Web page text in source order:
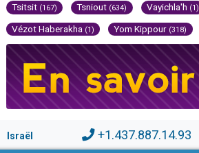
Tsitsit (167) Tsniout (634) Vayichla'h (1)
Vézot Haberakha (1) Yom Kippour (318)
Israël +1.437.887.14.93